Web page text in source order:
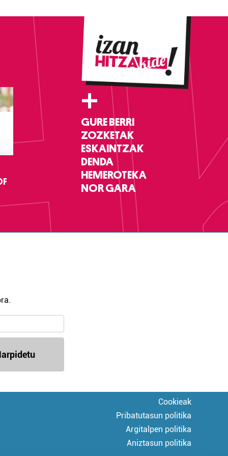
+
GURE BERRI
ZOZKETAK
ESKAINTZAK
DENDA
HEMEROTEKA
NOR GARA
Cookieak
Pribatutasun politika
Argitalpen politika
Aniztasun politika